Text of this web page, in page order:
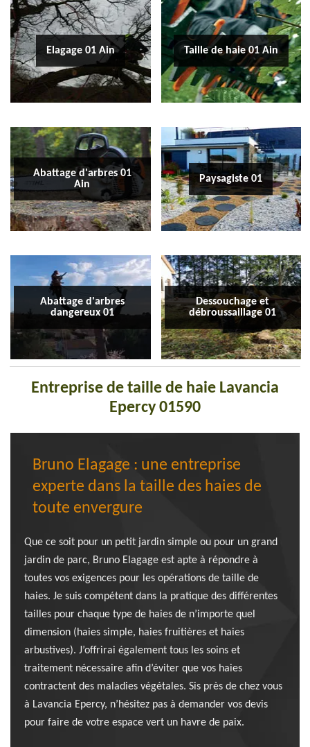
Elagage 01 Ain Taille de haie 01 Ain
Abattage d'arbres 01
Ain
Paysagiste 01
Abattage d'arbres
dangereux 01
Dessouchage et
débroussaillage 01
Entreprise de taille de haie Lavancia
Epercy 01590
Bruno Elagage : une entreprise
experte dans la taille des haies de
toute envergure
Que ce soit pour un petit jardin simple ou pour un grand
jardin de parc, Bruno Elagage est apte à répondre à
toutes vos exigences pour les opérations de taille de
haies. Je suis compétent dans la pratique des différentes
tailles pour chaque type de haies de n’importe quel
dimension (haies simple, haies fruitières et haies
arbustives). J’offrirai également tous les soins et
traitement nécessaire afin d’éviter que vos haies
contractent des maladies végétales. Sis près de chez vous
à Lavancia Epercy, n’hésitez pas à demander vos devis
pour faire de votre espace vert un havre de paix.